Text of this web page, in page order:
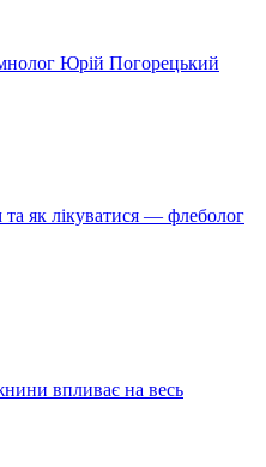
Юрій Погорецький
як лікуватися — флеболог
впливає на весь